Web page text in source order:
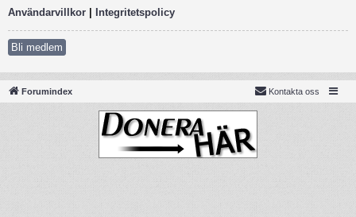
Användarvillkor | Integritetspolicy
Bli medlem
Forumindex Kontakta oss